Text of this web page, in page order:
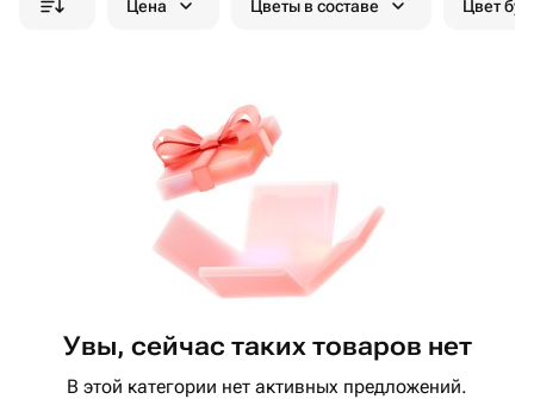
Цена Цветы в составе Цвет
Увы, сейчас таких товаров нет
В этой категории нет активных предложений.